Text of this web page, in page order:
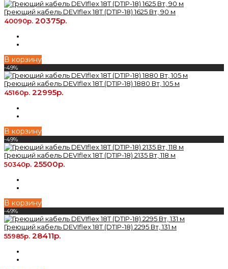
Греющий кабель DEVIflex 18T (DTIP-18) 1625 Вт, 90 м
40090р. 20375р.
В корзину
-49%
Греющий кабель DEVIflex 18T (DTIP-18) 1880 Вт, 105 м
45160р. 22995р.
В корзину
-49%
Греющий кабель DEVIflex 18T (DTIP-18) 2135 Вт, 118 м
50340р. 25500р.
В корзину
-49%
Греющий кабель DEVIflex 18T (DTIP-18) 2295 Вт, 131 м
55985р. 28411р.